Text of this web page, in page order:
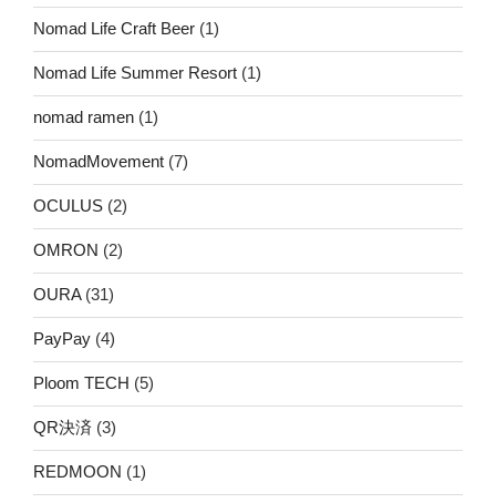
Nomad Life Craft Beer (1)
Nomad Life Summer Resort (1)
nomad ramen (1)
NomadMovement (7)
OCULUS (2)
OMRON (2)
OURA(31)
PayPay (4)
Ploom TECH (5)
QR決済 (3)
REDMOON (1)